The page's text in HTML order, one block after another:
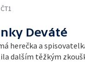
Deváté
herečka a
dalším těžkým